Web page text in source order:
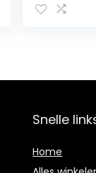
Snelle
Home